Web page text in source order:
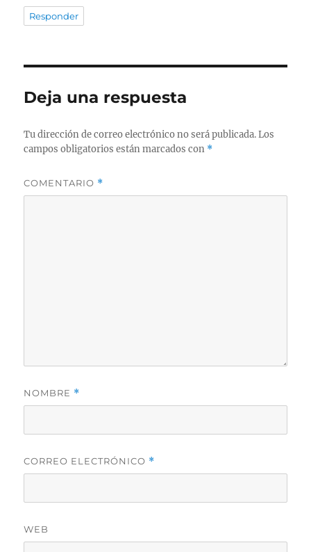
Responder
Deja una respuesta
Tu dirección de correo electrónico no será publicada. Los
campos obligatorios están marcados con *
COMENTARIO *
NOMBRE *
CORREO ELECTRÓNICO *
WEB